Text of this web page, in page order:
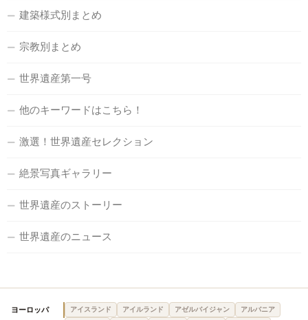
建築様式別まとめ
宗教別まとめ
世界遺産第一号
他のキーワードはこちら！
激選！世界遺産セレクション
絶景写真ギャラリー
世界遺産のストーリー
世界遺産のニュース
ヨーロッパ アイスランド アイルランド アゼルバイジャン
アルバニア